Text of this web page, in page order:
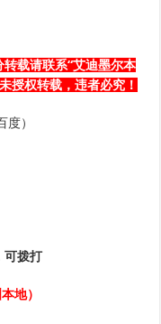
转载请联系“艾迪墨尔本
授权转载，违者必究！
）
可拨打
地）